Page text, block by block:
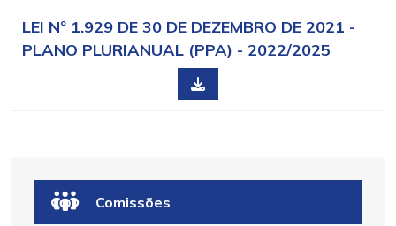
Comissões
LEI Nº 1.929 DE 30 DE DEZEMBRO DE 2021 -
PLANO PLURIANUAL (PPA) - 2022/2025